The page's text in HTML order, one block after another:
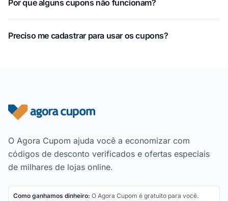
Por que alguns cupons não funcionam?
Preciso me cadastrar para usar os cupons?
Rodapé do site
O Agora Cupom ajuda você a economizar com
códigos de desconto verificados e ofertas especiais
de milhares de lojas online.
Como ganhamos dinheiro: O Agora Cupom é gratuito para você.